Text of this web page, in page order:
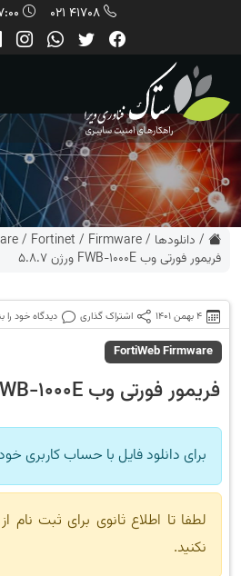
41708 021
/ دانلودها /
Firmware
/
Fortinet
/
فریمور فورتی وب FWB-1000E ورژن 5.8.7
4 بهمن 1401 اشتراک گذاری دیدگاه خود را
FortiWeb Firmware
فریمور فورتی وب FWB-1000E ورژن 5.8.7
برای دانلود فایل با حساب کاربری
نکنید.